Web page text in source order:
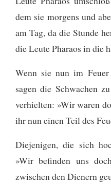
dem sie morgens und
am Tag, da die Stunde
die Leute Pharaos in die
Wenn sie nun im
sagen die Schwachen
verhielten: »Wir waren
ihr nun einen Teil des
Diejenigen, die sich
»Wir befinden uns
zwischen den Dienern